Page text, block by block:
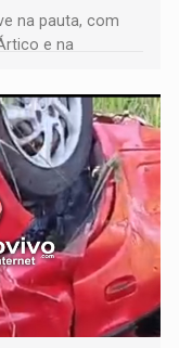
na pauta, com
e na